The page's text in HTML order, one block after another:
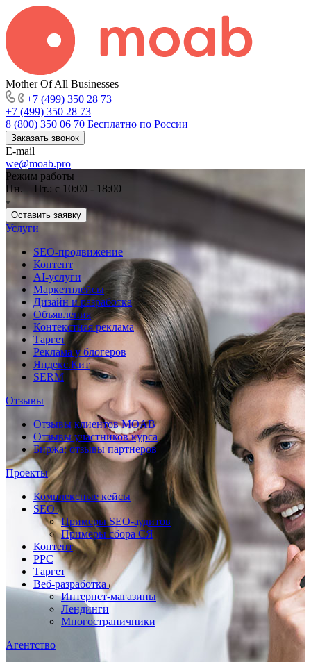
Mother Of All Businesses
+7 (499) 350 28 73
+7 (499) 350 28 73
8 (800) 350 06 70 Бесплатно по России
Заказать звонок
E-mail
we@moab.pro
Режим работы
Пн. – Пт.: с 10:00 - 18:00
Оставить заявку
Услуги
SEO-продвижение
Контент
AI-услуги
Маркетплейсы
Дизайн и разработка
Объявления
Контекстная реклама
Таргет
Реклама у блогеров
Яндекс.Кит
SERM
Отзывы
Отзывы клиентов MOAB
Отзывы участников курса
Биржа: отзывы партнеров
Проекты
Комплексные кейсы
SEO
Примеры SEO-аудитов
Примеры сбора СЯ
Контент
PPC
Таргет
Веб-разработка
Интернет-магазины
Лендинги
Многостраничники
Агентство